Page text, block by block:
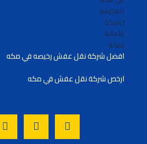
افضل شركة نقل عفش رخيصه في مكه
ارخص شركة نقل عفش في مكه